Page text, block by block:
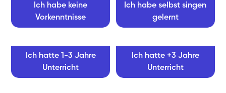
Ich habe keine
Vorkenntnisse
Ich habe selbst singen
gelernt
Ich hatte 1-3 Jahre
Unterricht
Ich hatte +3 Jahre
Unterricht